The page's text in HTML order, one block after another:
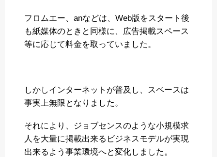
フロムエー、anなどは、Web版をスタート後
も紙媒体のときと同様に、広告掲載スペース
等に応じて料金を取っていました。
しかしインターネットが普及し、スペースは
事実上無限となりました。
それにより、ジョブセンスのような小規模求
人を大量に掲載出来るビジネスモデルが実現
出来るよう事業環境へと変化しました。